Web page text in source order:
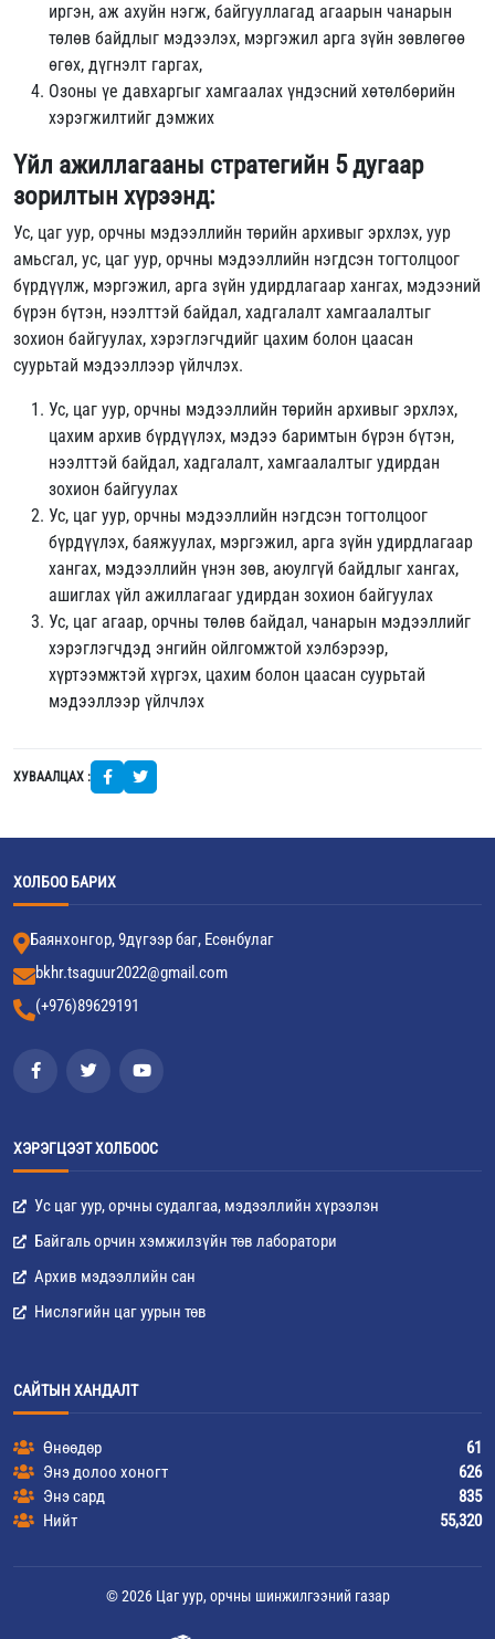
иргэн, аж ахуйн нэгж, байгууллагад агаарын чанарын
төлөв байдлыг мэдээлэх, мэргэжил арга зүйн зөвлөгөө
өгөх, дүгнэлт гаргах,
Озоны үе давхаргыг хамгаалах үндэсний хөтөлбөрийн
хэрэгжилтийг дэмжих
Үйл ажиллагааны стратегийн 5 дугаар
зорилтын хүрээнд:
Ус, цаг уур, орчны мэдээллийн төрийн архивыг эрхлэх, уур
амьсгал, ус, цаг уур, орчны мэдээллийн нэгдсэн тогтолцоог
бүрдүүлж, мэргэжил, арга зүйн удирдлагаар хангах, мэдээний
бүрэн бүтэн, нээлттэй байдал, хадгалалт хамгаалалтыг
зохион байгуулах, хэрэглэгчдийг цахим болон цаасан
суурьтай мэдээллээр үйлчлэх.
Ус, цаг уур, орчны мэдээллийн төрийн архивыг эрхлэх,
цахим архив бүрдүүлэх, мэдээ баримтын бүрэн бүтэн,
нээлттэй байдал, хадгалалт, хамгаалалтыг удирдан
зохион байгуулах
Ус, цаг уур, орчны мэдээллийн нэгдсэн тогтолцоог
бүрдүүлэх, баяжуулах, мэргэжил, арга зүйн удирдлагаар
хангах, мэдээллийн үнэн зөв, аюулгүй байдлыг хангах,
ашиглах үйл ажиллагааг удирдан зохион байгуулах
Ус, цаг агаар, орчны төлөв байдал, чанарын мэдээллийг
хэрэглэгчдэд энгийн ойлгомжтой хэлбэрээр,
хүртээмжтэй хүргэх, цахим болон цаасан суурьтай
мэдээллээр үйлчлэх
ХУВААЛЦАХ :
ХОЛБОО БАРИХ
Баянхонгор, 9дүгээр баг, Есөнбулаг
bkhr.tsaguur2022@gmail.com
(+976)89629191
ХЭРЭГЦЭЭТ ХОЛБООС
Ус цаг уур, орчны судалгаа, мэдээллийн хүрээлэн
Байгаль орчин хэмжилзүйн төв лаборатори
Архив мэдээллийн сан
Нислэгийн цаг уурын төв
САЙТЫН ХАНДАЛТ
Өнөөдөр
61
Энэ долоо хоногт
626
Энэ сард
835
Нийт
55,320
© 2026 Цаг уур, орчны шинжилгээний газар